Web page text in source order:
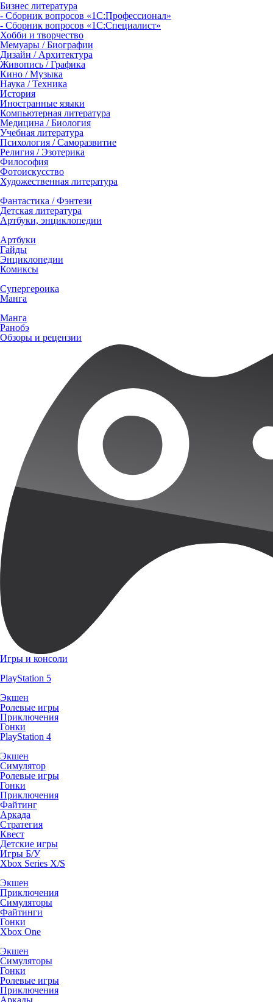
Бизнес литература
- Сборник вопросов «1С:Профессионал»
- Сборник вопросов «1С:Специалист»
Хобби и творчество
Мемуары / Биографии
Дизайн / Архитектура
Живопись / Графика
Кино / Музыка
Наука / Техника
История
Иностранные языки
Компьютерная литература
Медицина / Биология
Учебная литература
Психология / Саморазвитие
Религия / Эзотерика
Философия
Фотоискусство
Художественная литература
Фантастика / Фэнтези
Детская литература
Артбуки, энциклопедии
Артбуки
Гайды
Энциклопедии
Комиксы
Супергероика
Манга
Манга
Ранобэ
Обзоры и рецензии
Игры и консоли
PlayStation 5
Экшен
Ролевые игры
Приключения
Гонки
PlayStation 4
Экшен
Симулятор
Ролевые игры
Гонки
Приключения
Файтинг
Аркада
Стратегия
Квест
Детские игры
Игры Б/У
Xbox Series X/S
Экшен
Приключения
Симуляторы
Файтинги
Гонки
Xbox One
Экшен
Симуляторы
Гонки
Ролевые игры
Приключения
Аркады